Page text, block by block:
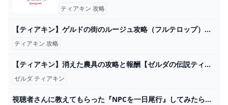
ティアキン 攻略
【ティアキン】ゲルドの街のルージュ攻略（フルテロップ）雷の神殿 ゲルド地方 - YouTube
ティアキン 攻略
【ティアキン】消えた農具の攻略と報酬【ゼルダの伝説ティアーズオブザキングダム】 - ゲームウィズ
ゼルダ ティアキン
視聴者さんに教えてもらった『NPCを一日尾行』してみたら面白いことがしれました....【ゼルダの伝説 ティアーズ オブ ザ キングダム / 検証】 - YouTube